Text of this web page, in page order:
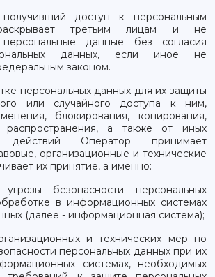
получивший доступ к персональным
третьим лицам и не
персональные данные без согласия
данных, если иное не
законом.
персональных данных для их защиты
или случайного доступа к ним,
блокирования, копирования,
распространения, а также от иных
действий Оператор принимает
организационные и технические
их принятие, а именно:
безопасности персональных
в информационных системах
(далее - информационная система);
и технических мер по
персональных данных при их
системах, необходимых